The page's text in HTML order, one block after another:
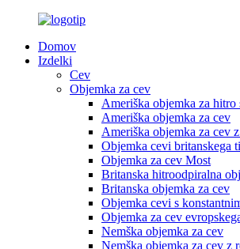
Domov
Izdelki
Cev
Objemka za cev
Ameriška objemka za hitro
Ameriška objemka za cev
Ameriška objemka za cev
Objemka cevi britanskega
Objemka za cev Most
Britanska hitroodpiralna
Britanska objemka za cev
Objemka cevi s
Objemka za cev
Nemška objemka za cev
Nemška objemka za cev z